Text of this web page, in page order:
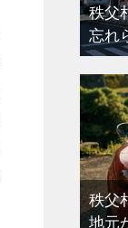
秩父
忘れ
秩父
地元